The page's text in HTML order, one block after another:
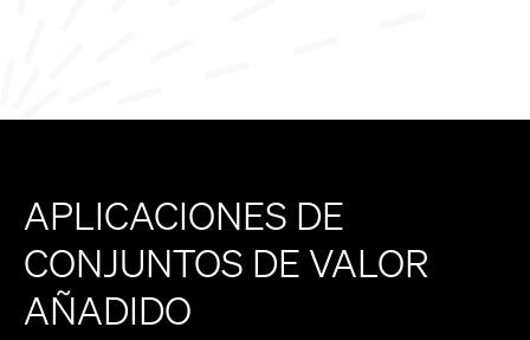
APLICACIONES DE
CONJUNTOS DE VALOR
AÑADIDO